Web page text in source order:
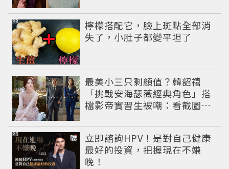
檸檬搭配它，臉上斑點全部消
失了，小肚子都變平坦了
PR
最美小三只剩顏值？韓韶禧
「挑戰安海瑟薇經典角色」搭
檔影帝實習生被嘲：看截圖就
立即諮詢HPV！是對自己健康
最好的投資，把握現在不嫌
晚！
PR